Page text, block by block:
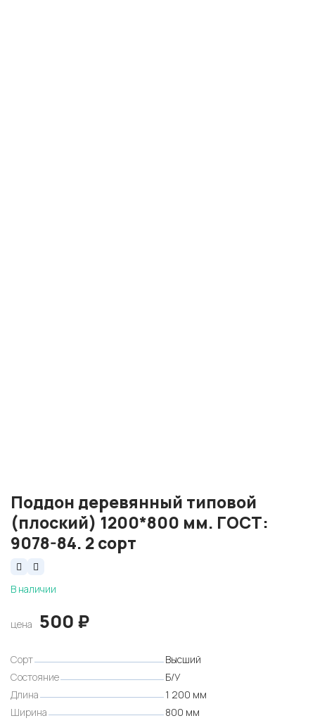
Поддон деревянный типовой
(плоский) 1200*800 мм. ГОСТ:
9078-84. 2 сорт
В наличии
цена 500 ₽
Сорт
Высший
Состояние
Б/У
Длина
1 200 мм
Ширина
800 мм